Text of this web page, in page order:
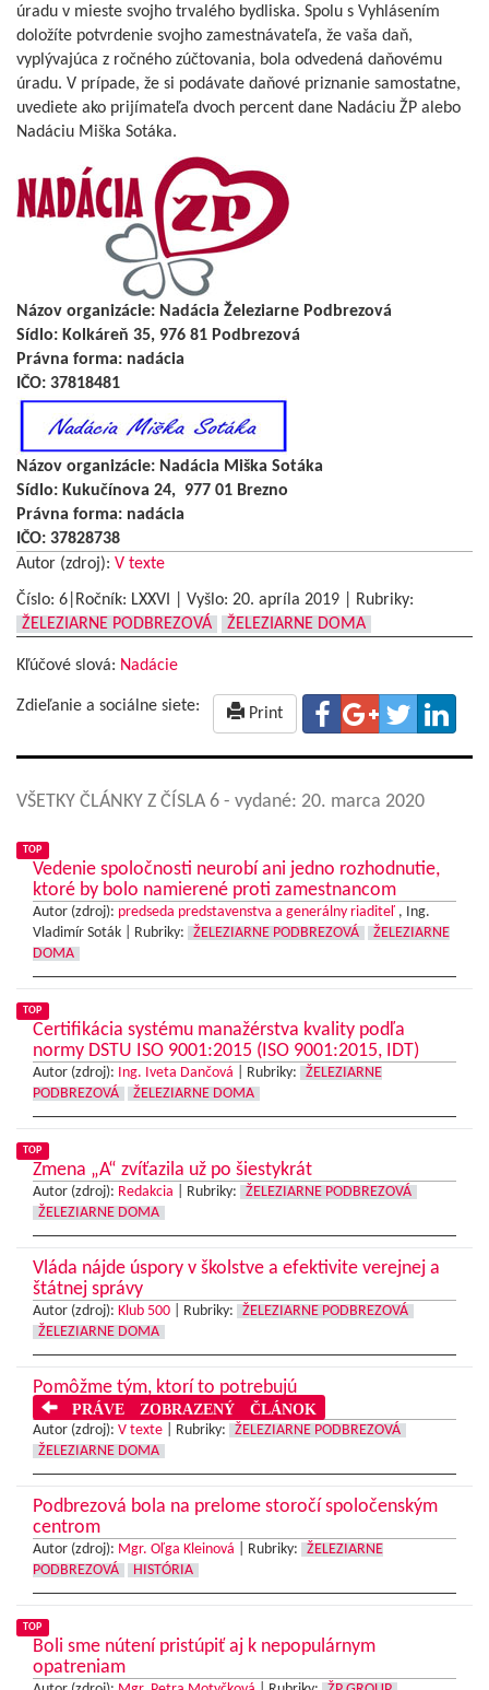
úradu v mieste svojho trvalého bydliska. Spolu s Vyhlásením
doložíte potvrdenie svojho zamestnávateľa, že vaša daň,
vyplývajúca z ročného zúčtovania, bola odvedená daňovému
úradu. V prípade, že si podávate daňové priznanie samostatne,
uvediete ako prijímateľa dvoch percent dane Nadáciu ŽP alebo
Nadáciu Miška Sotáka.
Názov organizácie: Nadácia Železiarne Podbrezová
Sídlo: Kolkáreň 35, 976 81 Podbrezová
Právna forma: nadácia
IČO: 37818481
Názov organizácie: Nadácia Miška Sotáka
Sídlo: Kukučínova 24, 977 01 Brezno
Právna forma: nadácia
IČO: 37828738
Autor (zdroj): V texte
Číslo: 6|Ročník: LXXVI | Vyšlo: 20. apríla 2019
Rubriky:
ŽELEZIARNE PODBREZOVÁ
ŽELEZIARNE DOMA
Kľúčové slová: Nadácie
Zdieľanie a sociálne siete: Print
VŠETKY ČLÁNKY Z ČÍSLA 6 - vydané: 20. marca 2020
TOP
Vedenie spoločnosti neurobí ani jedno rozhodnutie,
ktoré by bolo namierené proti zamestnancom
Autor (zdroj): predseda predstavenstva a generálny riaditeľ
, Ing.
Vladimír Soták |
Rubriky: ŽELEZIARNE PODBREZOVÁ
ŽELEZIARNE
DOMA
TOP
Certifikácia systému manažérstva kvality podľa
normy DSTU ISO 9001:2015 (ISO 9001:2015, IDT)
Autor (zdroj): Ing. Iveta Dančová Rubriky:
ŽELEZIARNE
PODBREZOVÁ
ŽELEZIARNE DOMA
TOP
Zmena „A“ zvíťazila už po šiestykrát
Autor (zdroj): Redakcia Rubriky:
ŽELEZIARNE PODBREZOVÁ
ŽELEZIARNE DOMA
Vláda nájde úspory v školstve a efektivite verejnej a
štátnej správy
Autor (zdroj): Klub 500 Rubriky:
ŽELEZIARNE PODBREZOVÁ
ŽELEZIARNE DOMA
Pomôžme tým, ktorí to potrebujú
PRÁVE ZOBRAZENÝ ČLÁNOK
Autor (zdroj): V texte Rubriky:
ŽELEZIARNE PODBREZOVÁ
ŽELEZIARNE DOMA
Podbrezová bola na prelome storočí spoločenským
centrom
Autor (zdroj): Mgr. Oľga Kleinová Rubriky:
ŽELEZIARNE
PODBREZOVÁ
HISTÓRIA
TOP
Boli sme nútení pristúpiť aj k nepopulárnym
opatreniam